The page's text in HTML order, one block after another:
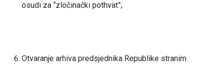
osudi za “zločinački pothvat”;
Otvaranje arhiva predsjednika Republike stranim